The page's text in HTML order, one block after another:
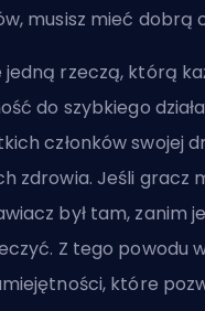
musisz mieć dobrą
jedną rzeczą, którą
do szybkiego
członków swojej
zdrowia. Jeśli gracz
był tam, zanim
Z tego powodu
które